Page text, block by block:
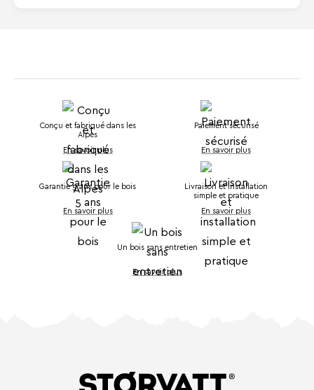
Paiement sécurisé
En savoir plus
Garantie 5 ans pour le bois
En savoir plus
Conçu et fabriqué dans les
Alpes
En savoir plus
Livraison et installation
simple et pratique
En savoir plus
Un bois sans entretien
En savoir plus